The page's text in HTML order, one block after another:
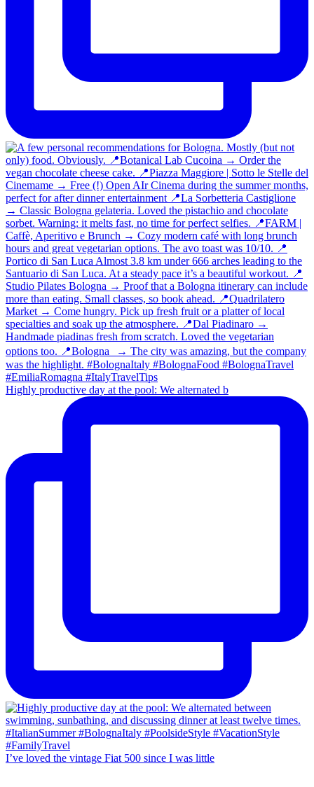
Highly productive day at the pool: We alternated b
I’ve loved the vintage Fiat 500 since I was little